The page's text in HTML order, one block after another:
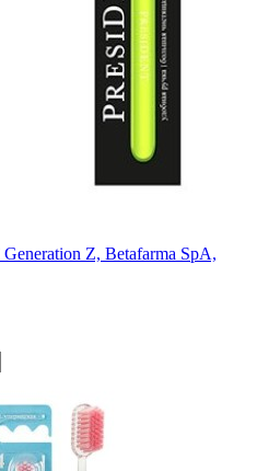
Z, Betafarma SpA,